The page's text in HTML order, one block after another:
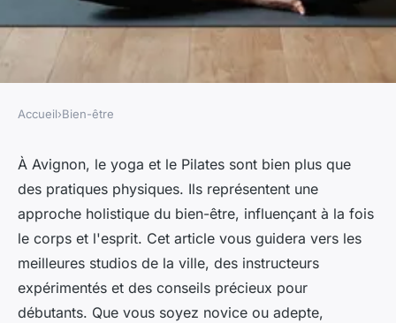
Yoga et pilates à avignon :
votre clés du bien-être
quotidien
Benjamin•14 mars 2025 •7 min de lecture
Accueil›Bien-être
À Avignon, le yoga et le Pilates sont bien plus que
des pratiques physiques. Ils représentent une
approche holistique du bien-être, influençant à la fois
le corps et l'esprit. Cet article vous guidera vers les
meilleures studios de la ville, des instructeurs
expérimentés et des conseils précieux pour
débutants. Que vous soyez novice ou adepte,